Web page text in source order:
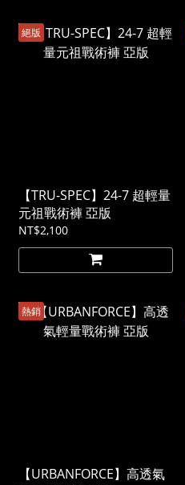
絕版
【TRU-SPEC】24-7 超輕量
元祖戰術褲 亞版
NT$2,100
熱銷
【URBANFORCE】高透氣